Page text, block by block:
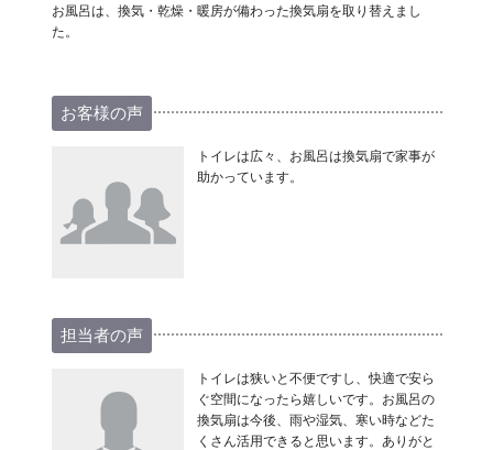
お風呂は、換気・乾燥・暖房が備わった換気扇を取り替えまし
た。
お客様の声
トイレは広々、お風呂は換気扇で家事が
助かっています。
担当者の声
トイレは狭いと不便ですし、快適で安ら
ぐ空間になったら嬉しいです。お風呂の
換気扇は今後、雨や湿気、寒い時などた
くさん活用できると思います。ありがと